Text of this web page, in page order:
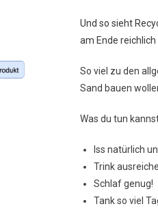
Und so sieht R
am Ende reichlich
So viel zu den
Sand bauen
Was du tun
Iss natürlich
Trink
Schlaf genug!
Tank so viel